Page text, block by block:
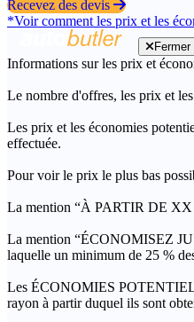
Recevez des devis
*Voir comment les prix et les
Fermer
Informations sur les prix et
Le nombre d'offres, les prix et
Les prix et les économies
effectuée.
Pour voir le prix le plus bas
La mention “À PARTIR DE XX
La mention “ÉCONOMISEZ
laquelle un minimum de 25 %
Les ÉCONOMIES
rayon à partir duquel ils sont